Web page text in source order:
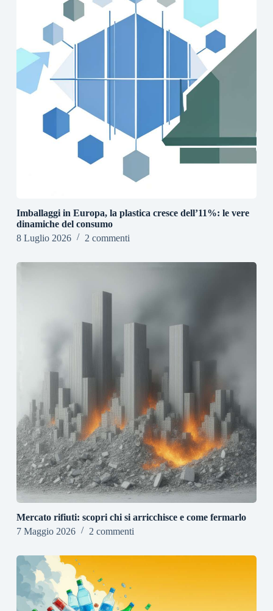
Imballaggi in Europa, la plastica cresce dell’11%: le vere
dinamiche del consumo
8 Luglio 2026
2 commenti
Mercato rifiuti: scopri chi si arricchisce e come fermarlo
7 Maggio 2026
2 commenti